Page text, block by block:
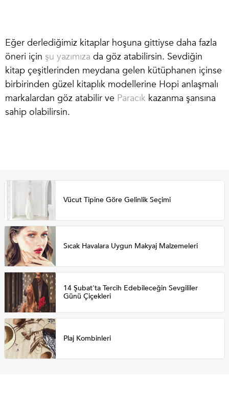
Eğer derlediğimiz kitaplar hoşuna gittiyse daha fazla
öneri için şu yazımıza da göz atabilirsin. Sevdiğin
kitap çeşitlerinden meydana gelen kütüphanen içinse
birbirinden güzel kitaplık modellerine Hopi anlaşmalı
markalardan göz atabilir ve Paracık kazanma şansına
sahip olabilirsin.
Vücut Tipine Göre Gelinlik Seçimi
Sıcak Havalara Uygun Makyaj Malzemeleri
14 Şubat'ta Tercih Edebileceğin Sevgililer
Günü Çiçekleri
Plaj Kombinleri